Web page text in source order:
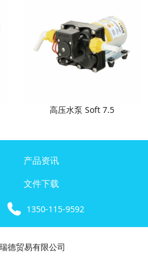
高压水泵 Soft 7.5
产品资讯
文件下载
1350-115-9592
德贸易有限公司